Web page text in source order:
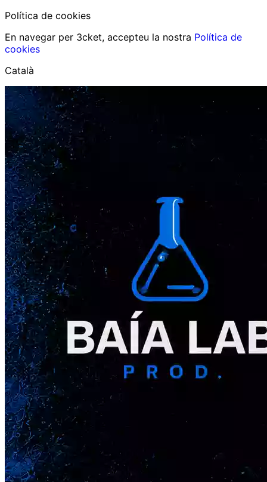
Política de cookies
En navegar per 3cket, accepteu la nostra Política de
cookies
Català